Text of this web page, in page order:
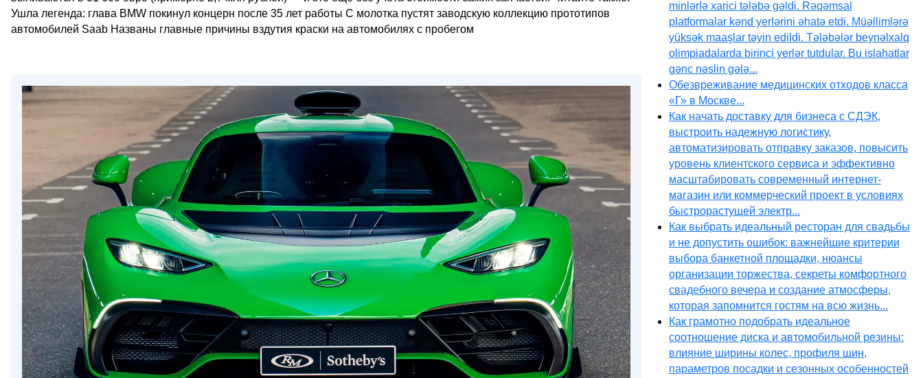
Ушла легенда: глава BMW покинул концерн после 35 лет работы С молотка пустят заводскую коллекцию прототипов
автомобилей Saab Названы главные причины вздутия краски на автомобилях с пробегом
minlərlə xarici tələbə gəldi. Rəqəmsal
platformalar kənd yerlərini əhatə etdi. Müəllimlərə
yüksək maaşlar təyin edildi. Tələbələr beynəlxalq
olimpiadalarda birinci yerlər tutdular. Bu islahatlar
gənc nəslin gələ...
Обезвреживание медицинских отходов класса
«Г» в Москве...
Как начать доставку для бизнеса с СДЭК,
выстроить надежную логистику,
автоматизировать отправку заказов, повысить
уровень клиентского сервиса и эффективно
масштабировать современный интернет-
магазин или коммерческий проект в условиях
быстрорастущей электр...
Как выбрать идеальный ресторан для свадьбы
и не допустить ошибок: важнейшие критерии
выбора банкетной площадки, нюансы
организации торжества, секреты комфортного
свадебного вечера и создание атмосферы,
которая запомнится гостям на всю жизнь...
Как грамотно подобрать идеальное
соотношение диска и автомобильной резины:
влияние ширины колес, профиля шин,
параметров посадки и сезонных особенностей